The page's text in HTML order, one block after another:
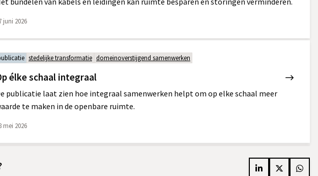
juni 2026
stedelijke transformatie domeinoverstijgend samenwerken
élke schaal integraal
publicatie laat zien hoe integraal samenwerken helpt om op elke schaal meer
te maken in de openbare ruimte.
mei 2026
Delen DelenDelen